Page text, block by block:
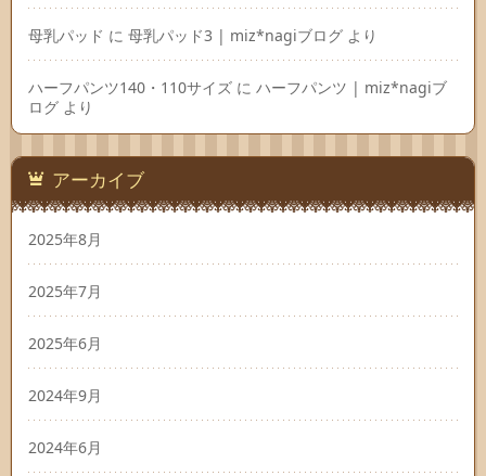
母乳パッド に 母乳パッド3 | miz*nagiブログ より
ハーフパンツ140・110サイズ に ハーフパンツ | miz*nagiブ
ログ より
アーカイブ
2025年8月
2025年7月
2025年6月
2024年9月
2024年6月